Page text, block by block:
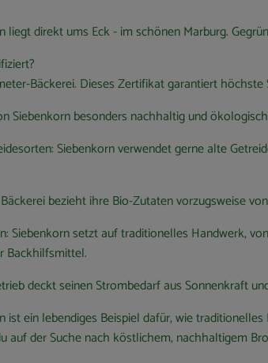
liegt direkt ums Eck - im schönen Marburg.
Bäckerei. Dieses Zertifikat garantiert
Siebenkorn besonders nachhaltig und
Siebenkorn verwendet gerne alte
bezieht ihre Bio-Zutaten vorzugsweise
Siebenkorn setzt auf traditionelles Handwerk,
Backhilfsmittel.
deckt seinen Strombedarf aus Sonnenkraft
ist ein lebendiges Beispiel dafür, wie
auf der Suche nach köstlichem, nachhaltigem